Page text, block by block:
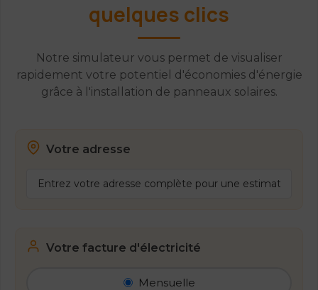
quelques clics
Notre simulateur vous permet de visualiser
rapidement votre potentiel d'économies d'énergie
grâce à l'installation de panneaux solaires.
Votre adresse
Votre facture d'électricité
Mensuelle